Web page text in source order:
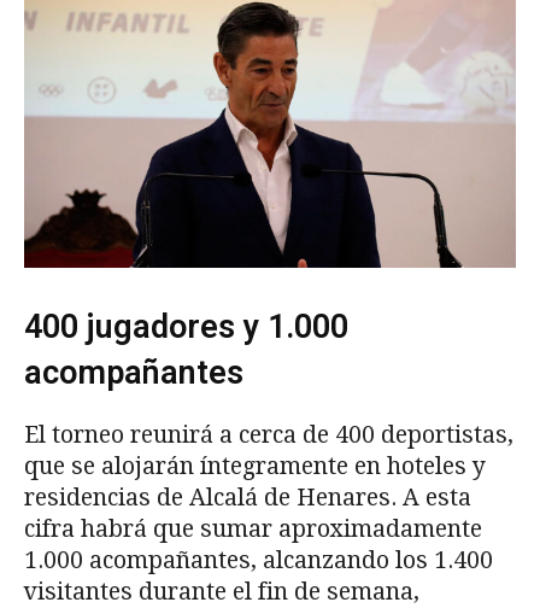
400 jugadores y 1.000
acompañantes
El torneo reunirá a cerca de 400 deportistas,
que se alojarán íntegramente en hoteles y
residencias de Alcalá de Henares. A esta
cifra habrá que sumar aproximadamente
1.000 acompañantes, alcanzando los 1.400
visitantes durante el fin de semana,